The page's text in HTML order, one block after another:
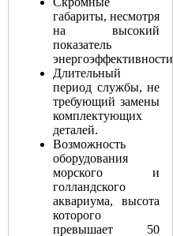
габариты, несмотря
на высокий
показатель
энергоэффективности.
Длительный
период службы, не
требующий замены
комплектующих
деталей.
Возможность
оборудования
морского и
голландского
аквариума, высота
которого
превышает 50